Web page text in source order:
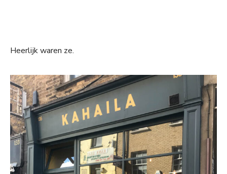
Heerlijk waren ze.